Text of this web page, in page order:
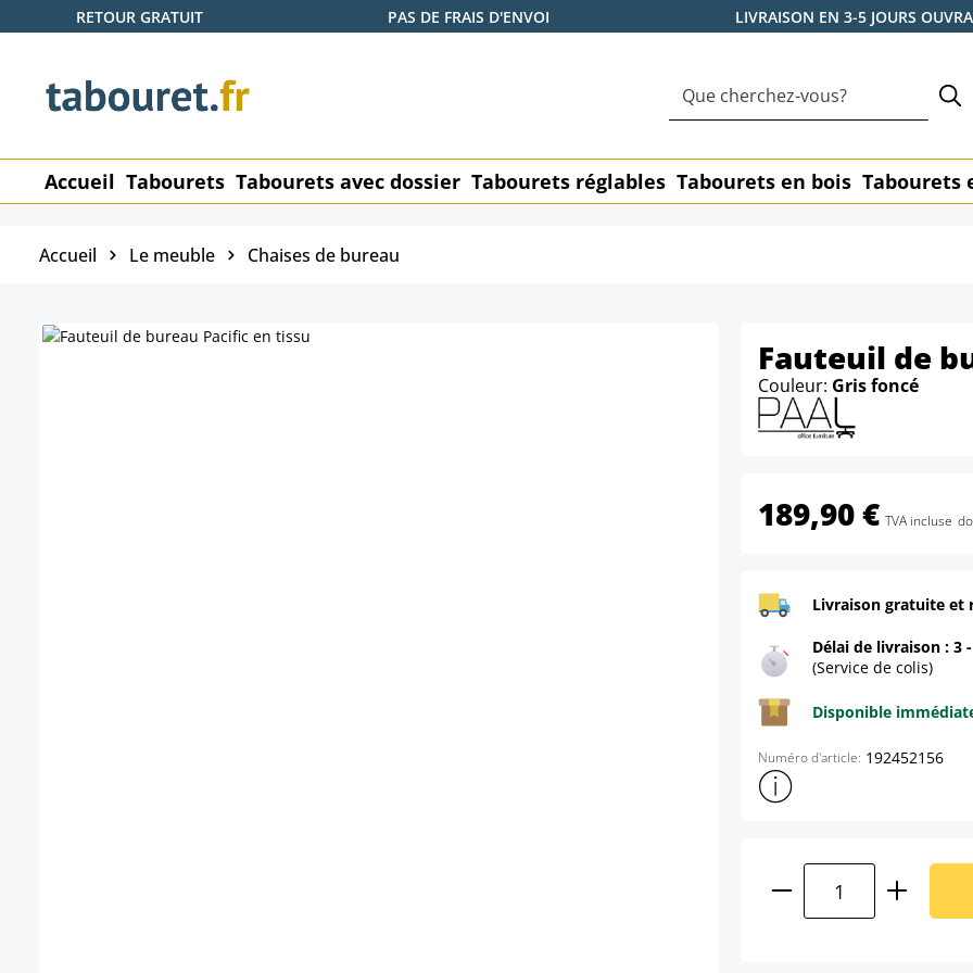
au contenu principal
Passer à la recherche
Passer à la navigation principale
RETOUR GRATUIT PAS DE FRAIS D'ENVOI LIVRAISON EN 3-5 JOURS
Accueil Tabourets Tabourets avec dossier Tabourets réglables Tabourets en bois Tabourets
Accueil Le meuble Chaises de bureau
Fauteuil de
Couleur: Gris foncé
189,90 € TVA incluse
Livraison gratuite et
Délai de livraison : 3
(Service de colis)
Disponible
Numéro d'article: 192452156
Afficher plus d'informations
Quantité de